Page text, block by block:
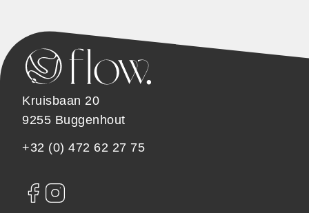
Kruisbaan 20
9255 Buggenhout
+32 (0) 472 62 27 75